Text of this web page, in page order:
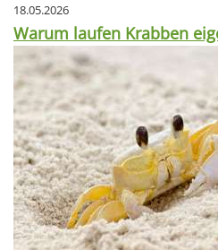
18.05.2026
Warum laufen Krabben